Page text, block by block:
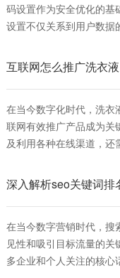
码设置作为安全优化的基
设置不仅关系到用户数据
险，从而提升网站的整体
的密码怎么设置的最佳
在当今数字化时代，洗衣
联网有效推广产品成为关
及利用各种在线渠道，
方法和实战技巧，帮助品
么推广洗衣液的基础是建
在当今数字营销时代，搜
见性和吸引目标流量的
多企业和个人关注的核